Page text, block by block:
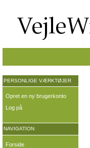
PERSONLIGE VÆRKTØJER
Opret en ny brugerkonto
Log på
NAVIGATION
Forside